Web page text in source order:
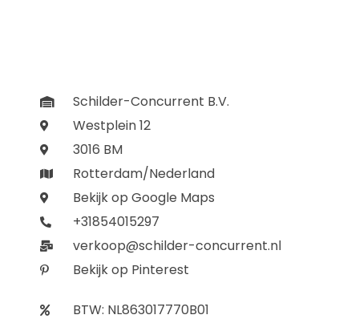
Schilder-Concurrent B.V.
Westplein 12
3016 BM
Rotterdam/Nederland
Bekijk op Google Maps
+31854015297
verkoop@schilder-concurrent.nl
Bekijk op Pinterest
BTW: NL863017770B01